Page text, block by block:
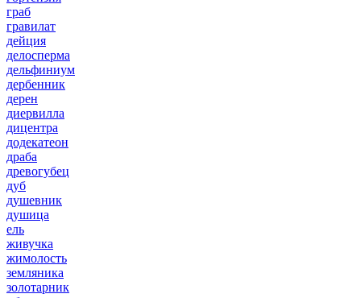
граб
гравилат
дейция
делосперма
дельфиниум
дербенник
дерен
диервилла
дицентра
додекатеон
драба
древогубец
дуб
душевник
душица
ель
живучка
жимолость
земляника
золотарник